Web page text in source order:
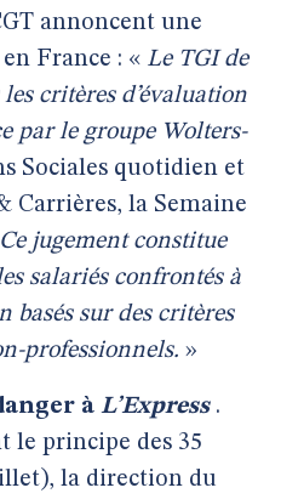
annoncent une
France : « Le TGI de
critères d’évaluation
par le groupe Wolters-
Sociales quotidien et
Carrières, la Semaine
jugement constitue
salariés confrontés à
basés sur des critères
professionnels. »
à L’Express .
le principe des 35
la direction du